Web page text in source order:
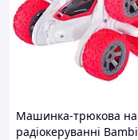
Машинка-трюкова на
радіокеруванні Bambi